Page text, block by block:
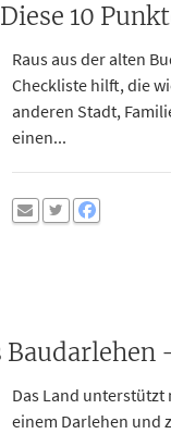
10
Raus aus der alten
Checkliste hilft, die
anderen Stadt,
einen...
Das Land
einem Darlehen und